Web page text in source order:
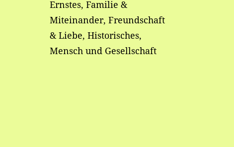
Ernstes, Familie &
Miteinander, Freundschaft
& Liebe, Historisches,
Mensch und Gesellschaft